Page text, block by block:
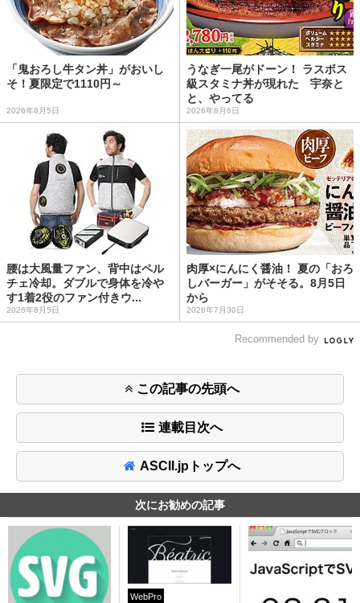
「鬼おろし牛タン丼」がおいし
そ！夏限定で1110円～
2026年8月5日
うなぎ一尾がドーン！ ラスボス
級スタミナ丼が現れた 宇奈と
と、やってる
2026年8月6日
腰は大風量ファン、背中はペル
チェ冷却。ダブルで身体を冷や
す1着2役のファン付きウ...
2026年8月5日
肉厚×にんにく醤油！ 夏の「おろ
しバーガー」がそそる。8月5日
から
2026年7月30日
Recommended by
この記事の先頭へ
連載目次へ
ASCII.jpトップへ
次にお勧めの記事
WebPro